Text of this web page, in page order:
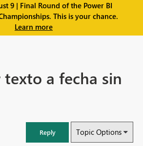
9 | Final Round of the Power BI
This is your chance.
Learn more
a fecha sin
Reply Topic Options